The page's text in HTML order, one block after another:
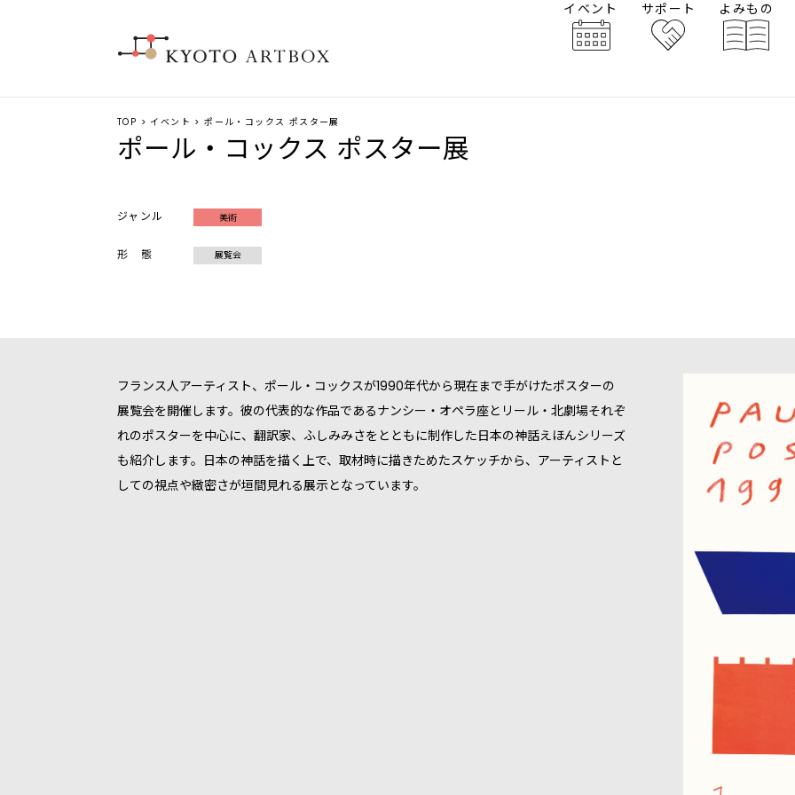
イベント サポート よみもの
TOP > イベント > ポール・コックス ポスター展
ポール・コックス ポスター展
ジャンル 美術
形 態 展覧会
フランス人アーティスト、ポール・コックスが1990年代から現在まで手がけたポスターの
展覧会を開催します。彼の代表的な作品であるナンシー・オペラ座とリール・北劇場それぞ
れのポスターを中心に、翻訳家、ふしみみさをとともに制作した日本の神話えほんシリーズ
も紹介します。日本の神話を描く上で、取材時に描きためたスケッチから、アーティストと
しての視点や緻密さが垣間見れる展示となっています。